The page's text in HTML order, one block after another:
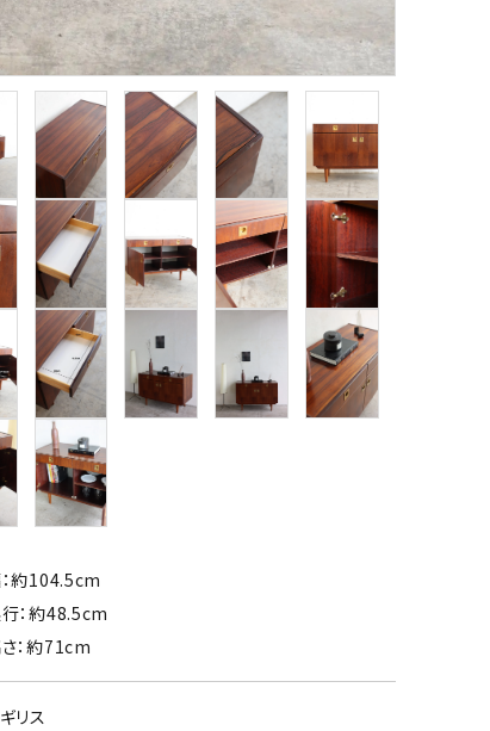
約104.5cm
：約48.5cm
：約71cm
リス